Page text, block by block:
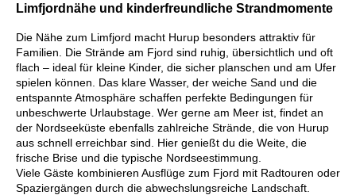
Limfjordnähe und kinderfreundliche Strandmomente
Die Nähe zum Limfjord macht Hurup besonders attraktiv für
Familien. Die Strände am Fjord sind ruhig, übersichtlich und oft
flach – ideal für kleine Kinder, die sicher planschen und am Ufer
spielen können. Das klare Wasser, der weiche Sand und die
entspannte Atmosphäre schaffen perfekte Bedingungen für
unbeschwerte Urlaubstage. Wer gerne am Meer ist, findet an
der Nordseeküste ebenfalls zahlreiche Strände, die von Hurup
aus schnell erreichbar sind. Hier genießt du die Weite, die
frische Brise und die typische Nordseestimmung.
Viele Gäste kombinieren Ausflüge zum Fjord mit Radtouren oder
Spaziergängen durch die abwechslungsreiche Landschaft.